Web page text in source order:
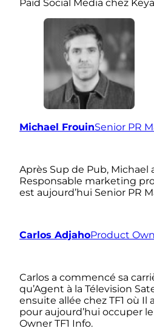
Paid Social Media chez
Michael FrouinSenior PR
Après Sup de Pub, Michael
Responsable marketing
est aujourd’hui Senior PR
Carlos AdjahoProduct
Carlos a commencé sa
qu’Agent à la Télevision
ensuite allée chez TF1 où Il
pour aujourd’hui occuper
Owner TF1 Info.